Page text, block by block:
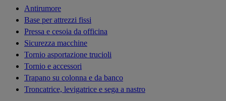
Antirumore
Base per attrezzi fissi
Pressa e cesoia da officina
Sicurezza macchine
Tornio asportazione trucioli
Tornio e accessori
Trapano su colonna e da banco
Troncatrice, levigatrice e sega a nastro